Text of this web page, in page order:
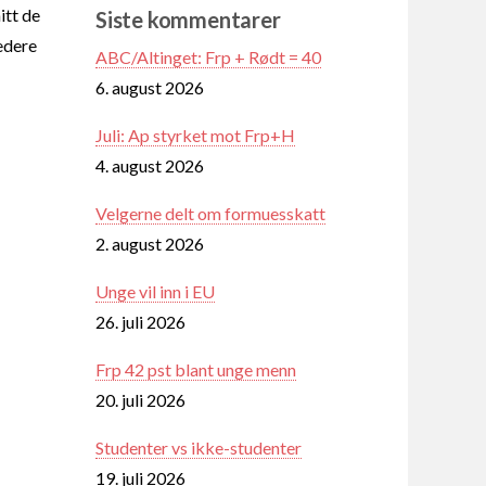
de
Siste kommentarer
ABC/Altinget: Frp + Rødt = 40
6. august 2026
Juli: Ap styrket mot Frp+H
4. august 2026
Velgerne delt om formuesskatt
2. august 2026
Unge vil inn i EU
26. juli 2026
Frp 42 pst blant unge menn
20. juli 2026
Studenter vs ikke-studenter
19. juli 2026